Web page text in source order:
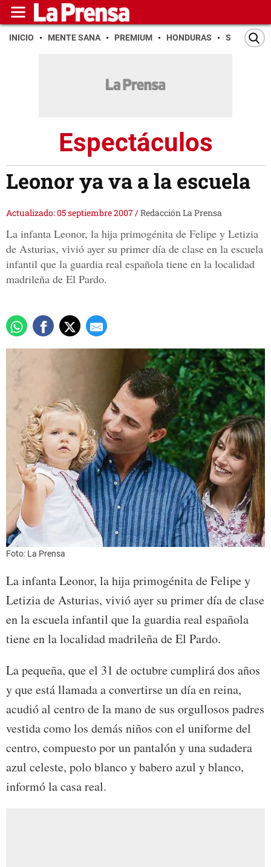
INICIO MENTE SANA PREMIUM HONDURAS SAN PEDRO
Espectáculos
Leonor ya va a la escuela
Actualizado: 05 septiembre 2007/Redacción La Prensa
La infanta Leonor, la hija primogénita de Felipe y Letizia
de Asturias, vivió ayer su primer día de clase en la escuela
infantil que la guardia real española tiene en la localidad
madrileña de El Pardo.
Foto: La Prensa
La infanta Leonor, la hija primogénita de Felipe y
Letizia de Asturias, vivió ayer su primer día de clase
en la escuela infantil que la guardia real española
tiene en la localidad madrileña de El Pardo.
La pequeña, que el 31 de octubre cumplirá dos años
y que está llamada a convertirse un día en reina,
acudió al centro de la mano de sus orgullosos padres
vestida como los demás niños con el uniforme del
centro, compuesto por un pantalón y una sudadera
azul celeste, polo blanco y babero azul y blanco,
informó la casa real.